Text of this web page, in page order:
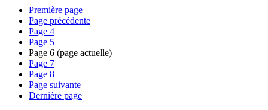
Première page
Page précédente
Page 4
Page 5
Page 6 (page actuelle)
Page 7
Page 8
Page suivante
Dernière page